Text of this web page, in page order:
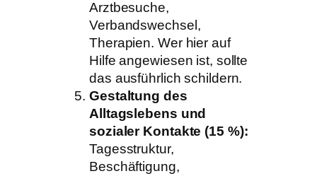
Arztbesuche,
Verbandswechsel,
Therapien. Wer hier auf
Hilfe angewiesen ist, sollte
das ausführlich schildern.
Gestaltung des
Alltagslebens und
sozialer Kontakte (15 %):
Tagesstruktur,
Beschäftigung,